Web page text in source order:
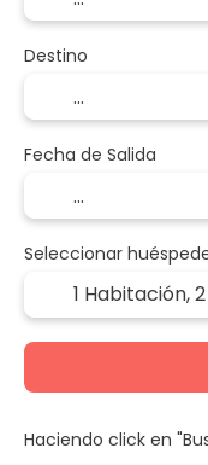
Destino
Fecha de Salida
Seleccionar
1 Habitación,
Haciendo click en